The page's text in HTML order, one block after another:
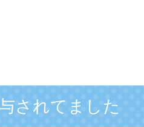
されてました